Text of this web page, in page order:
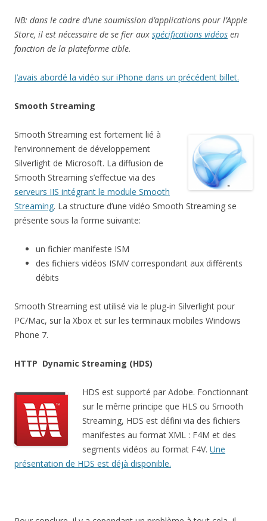
NB: dans le cadre d’une soumission d’applications pour l’Apple
Store, il est nécessaire de se fier aux spécifications vidéos en
fonction de la plateforme cible.
J’avais abordé la vidéo sur iPhone dans un précédent billet.
Smooth Streaming
Smooth Streaming est fortement lié à
l’environnement de développement
Silverlight de Microsoft. La diffusion de
Smooth Streaming s’effectue via des
serveurs IIS intégrant le module Smooth
Streaming. La structure d’une vidéo Smooth Streaming se
présente sous la forme suivante:
un fichier manifeste ISM
des fichiers vidéos ISMV correspondant aux différents
débits
Smooth Streaming est utilisé via le plug-in Silverlight pour
PC/Mac, sur la Xbox et sur les terminaux mobiles Windows
Phone 7.
HTTP Dynamic Streaming (HDS)
HDS est supporté par Adobe. Fonctionnant
sur le même principe que HLS ou Smooth
Streaming, HDS est défini via des fichiers
manifestes au format XML : F4M et des
segments vidéos au format F4V. Une
présentation de HDS est déjà disponible.